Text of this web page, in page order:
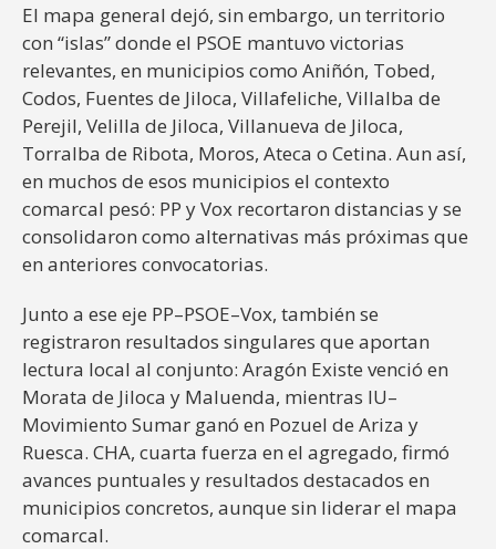
El mapa general dejó, sin embargo, un territorio
con “islas” donde el PSOE mantuvo victorias
relevantes, en municipios como Aniñón, Tobed,
Codos, Fuentes de Jiloca, Villafeliche, Villalba de
Perejil, Velilla de Jiloca, Villanueva de Jiloca,
Torralba de Ribota, Moros, Ateca o Cetina. Aun así,
en muchos de esos municipios el contexto
comarcal pesó: PP y Vox recortaron distancias y se
consolidaron como alternativas más próximas que
en anteriores convocatorias.
Junto a ese eje PP–PSOE–Vox, también se
registraron resultados singulares que aportan
lectura local al conjunto: Aragón Existe venció en
Morata de Jiloca y Maluenda, mientras IU–
Movimiento Sumar ganó en Pozuel de Ariza y
Ruesca. CHA, cuarta fuerza en el agregado, firmó
avances puntuales y resultados destacados en
municipios concretos, aunque sin liderar el mapa
comarcal.